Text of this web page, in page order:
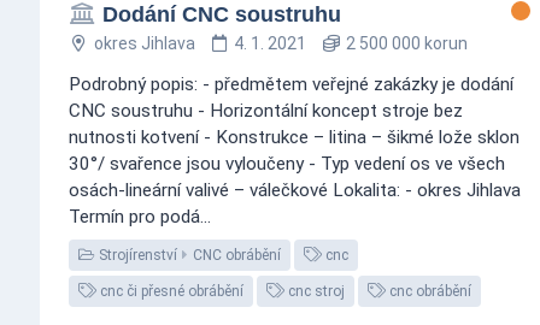
Dodání CNC soustruhu
okres Jihlava 4. 1. 2021 2 500 000 korun
Podrobný popis: - předmětem veřejné zakázky je dodání
CNC soustruhu - Horizontální koncept stroje bez
nutnosti kotvení - Konstrukce – litina – šikmé lože sklon
30°/ svařence jsou vyloučeny - Typ vedení os ve všech
osách-lineární valivé – válečkové Lokalita: - okres Jihlava
Termín pro podá...
Strojírenství CNC obrábění cnc
cnc či přesné obrábění cnc stroj cnc obrábění